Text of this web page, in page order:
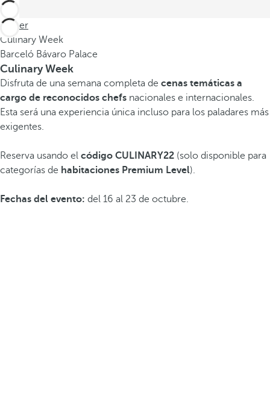
Volver
Culinary Week
Barceló Bávaro Palace
Culinary Week
Disfruta de una semana completa de cenas temáticas a
cargo de reconocidos chefs nacionales e internacionales.
Esta será una experiencia única incluso para los paladares más
exigentes.
Reserva usando el código CULINARY22 (solo disponible para
categorías de habitaciones Premium Level).
Fechas del evento: del 16 al 23 de octubre.